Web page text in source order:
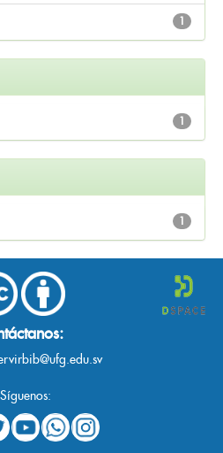
1
1
1
Síguenos: